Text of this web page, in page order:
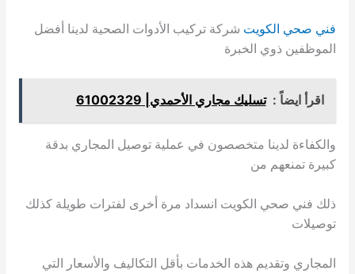
فني صحي الكويت شركة تركيب الأدوات الصحية لدينا أفضل
الموظفين ذوي الخبرة
اقرأ ايضاً : تسليك مجاري الأحمدي| 61002329
والكفاءة لدينا متخصصون في عملية توصيل المجاري بدقة
كبيرة تمنعهم من
ذلك فني صحي الكويت انسداد مرة أخرى لفترات طويلة كذلك
توصيلات
المجاري وتقديم هذه الخدمات بأقل التكاليف والأسعار التي